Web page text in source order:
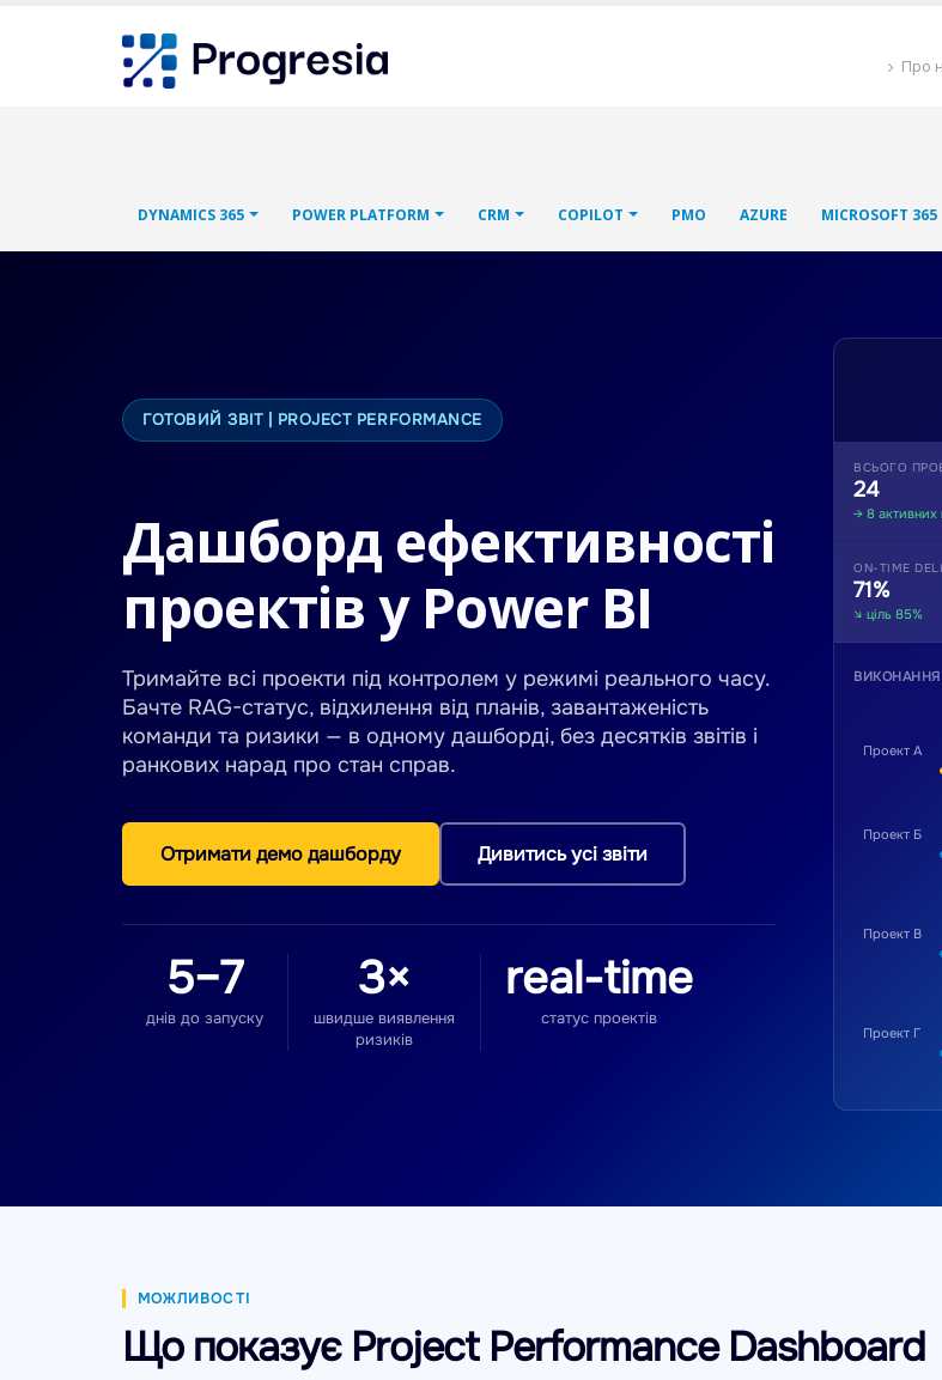
Про
Main
navigation
DYNAMICS 365 POWER PLATFORM CRM COPILOT PMO AZURE MICROSOFT 365
ГОТОВИЙ ЗВІТ | PROJECT PERFORMANCE
Дашборд ефективності
проектів у Power BI
Тримайте всі проекти під контролем у режимі реального часу.
Бачте RAG-статус, відхилення від планів, завантаженість
команди та ризики — в одному дашборді, без десятків звітів і
ранкових нарад про стан справ.
Отримати демо дашборду Дивитись усі звіти
5–7
днів до запуску
3×
швидше виявлення
ризиків
real-time
статус проектів
ВСЬОГО
24
→ 8 активних
ON-TIME
71%
↘ ціль 85%
Проект А
Проект Б
Проект В
Проект Г
МОЖЛИВОСТІ
Що показує Project Performance Dashboard